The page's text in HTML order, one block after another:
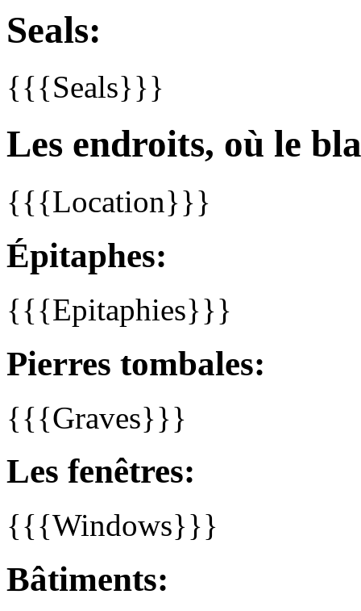
Seals:
{{{Seals}}}
Les endroits, où le
{{{Location}}}
Épitaphes:
{{{Epitaphies}}}
Pierres tombales:
{{{Graves}}}
Les fenêtres:
{{{Windows}}}
Bâtiments: